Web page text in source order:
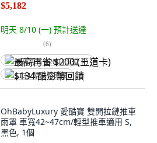
$5,182
明天 8/10 (一) 預計送達
(6)
最高再省 $200 (王道卡)
$134 酷澎幣回饋
OhBabyLuxury 愛酷寶 雙開拉鏈推車
雨罩 車寬42~47cm/輕型推車適用 S,
黑色, 1個